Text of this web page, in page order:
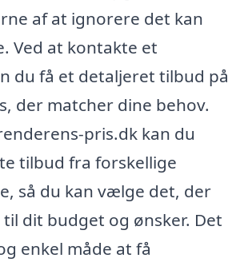
af at ignorere det kan
Ved at kontakte et
du få et detaljeret tilbud på
der matcher dine behov.
pris.dk kan du
tilbud fra forskellige
så du kan vælge det, der
dit budget og ønsker. Det
enkel måde at få